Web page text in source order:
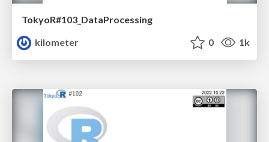
TokyoR#103_DataProcessing
kilometer
0 1k